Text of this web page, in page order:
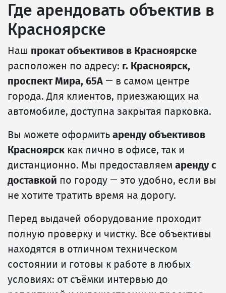
Где арендовать объектив в
Красноярске
Наш прокат объективов в Красноярске
расположен по адресу: г. Красноярск,
проспект Мира, 65А — в самом центре
города. Для клиентов, приезжающих на
автомобиле, доступна закрытая парковка.
Вы можете оформить аренду объективов
Красноярск как лично в офисе, так и
дистанционно. Мы предоставляем аренду с
доставкой по городу — это удобно, если вы
не хотите тратить время на дорогу.
Перед выдачей оборудование проходит
полную проверку и чистку. Все объективы
находятся в отличном техническом
состоянии и готовы к работе в любых
условиях: от съёмки интервью до